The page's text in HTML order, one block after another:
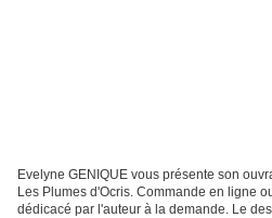
Evelyne GENIQUE vous présente son
Les Plumes d'Ocris. Commande en ligne
dédicacé par l'auteur à la demande. Le